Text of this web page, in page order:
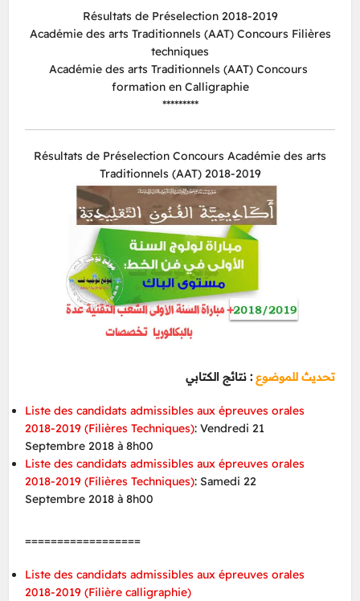
Résultats de Préselection 2018-2019
Académie des arts Traditionnels (AAT) Concours Filières
techniques
Académie des arts Traditionnels (AAT) Concours
formation en Calligraphie
*********
Résultats de Préselection Concours Académie des arts
Traditionnels (AAT) 2018-2019
تحديث للموضوع : نتائج الكتابي
Liste des candidats admissibles aux épreuves orales
2018-2019 (Filières Techniques): Vendredi 21
Septembre 2018 à 8h00
Liste des candidats admissibles aux épreuves orales
2018-2019 (Filières Techniques): Samedi 22
Septembre 2018 à 8h00
==================
Liste des candidats admissibles aux épreuves orales
2018-2019 (Filière calligraphie)